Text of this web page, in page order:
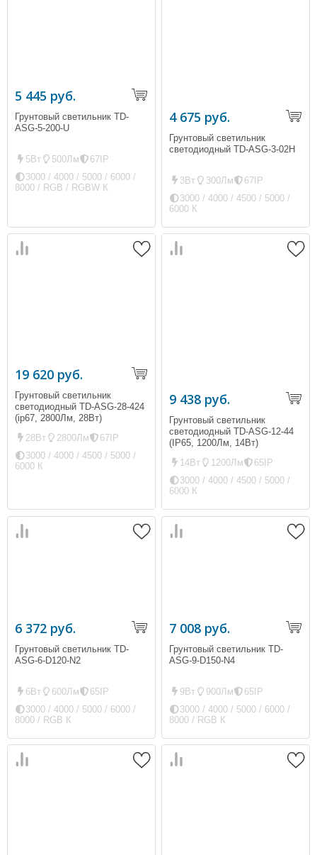
5 445 руб.
Грунтовый светильник TD-
ASG-5-200-U
5Вт 500Лм
67IP
3000 / 4000 / 5000 / 6000 /
8000 / RGB / RGBW К
4 675 руб.
Грунтовый светильник
светодиодный TD-ASG-3-02H
3Вт 300Лм
67IP
3000 / 4000 / 4500 / 5000 /
6000 К
19 620 руб.
Грунтовый светильник
светодиодный TD-ASG-28-424
(ip67, 2800Лм, 28Вт)
28Вт
2800Лм
67IP
3000 / 4000 / 4500 / 5000 /
6000 К
9 438 руб.
Грунтовый светильник
светодиодный TD-ASG-12-44
(IP65, 1200Лм, 14Вт)
14Вт
1200Лм
65IP
3000 / 4000 / 4500 / 5000 /
6000 К
6 372 руб.
Грунтовый светильник TD-
ASG-6-D120-N2
6Вт 600Лм
65IP
3000 / 4000 / 5000 / 6000 /
8000 / RGB К
7 008 руб.
Грунтовый светильник TD-
ASG-9-D150-N4
9Вт 900Лм
65IP
3000 / 4000 / 5000 / 6000 /
8000 / RGB К